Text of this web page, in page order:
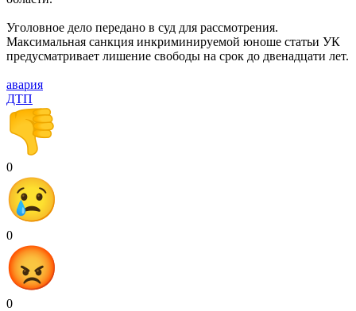
Уголовное дело передано в суд для рассмотрения.
Максимальная санкция инкриминируемой юноше статьи УК
предусматривает лишение свободы на срок до двенадцати лет.
авария
ДТП
0
0
0